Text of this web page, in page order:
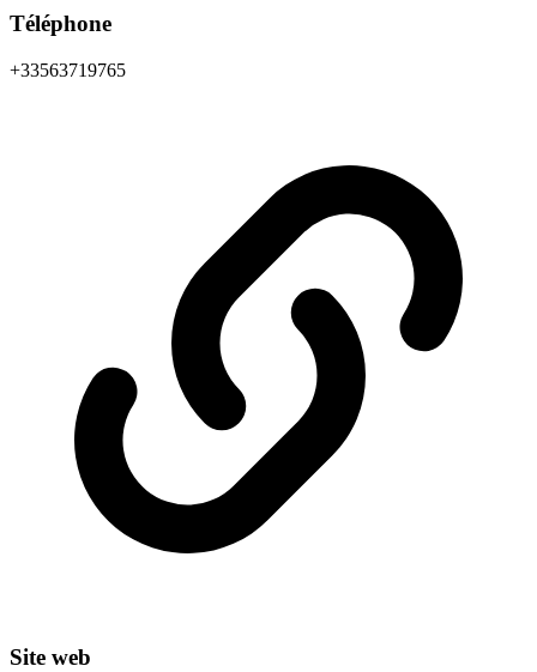
Téléphone
+33563719765
Site web